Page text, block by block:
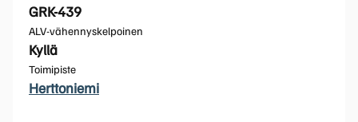
GRK-439
ALV-vähennyskelpoinen
Kyllä
Toimipiste
Herttoniemi